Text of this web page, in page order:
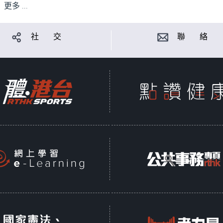
更多 ...
社 交 聯 絡